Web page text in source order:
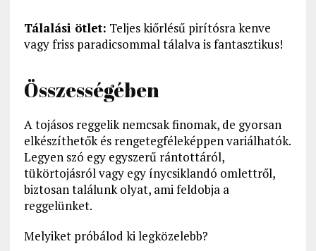
Tálalási ötlet: Teljes kiőrlésű pirítósra kenve
vagy friss paradicsommal tálalva is fantasztikus!
Összességében
A tojásos reggelik nemcsak finomak, de gyorsan
elkészíthetők és rengetegféleképpen variálhatók.
Legyen szó egy egyszerű rántottáról,
tükörtojásról vagy egy ínycsiklandó omlettről,
biztosan találunk olyat, ami feldobja a
reggelünket.
Melyiket próbálod ki legközelebb?